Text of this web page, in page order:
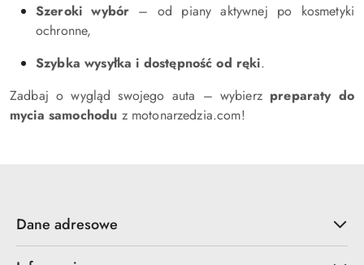
Szeroki wybór – od piany aktywnej po kosmetyki
ochronne,
Szybka wysyłka i dostępność od ręki.
Zadbaj o wygląd swojego auta – wybierz preparaty do
mycia samochodu z motonarzedzia.com!
Dane adresowe